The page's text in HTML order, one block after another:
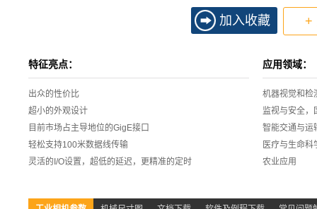
加入收藏 +
特征亮点：
出众的性价比
超小的外观设计
目前市场占主导地位的GigE接口
轻松支持100米数据线传输
灵活的I/O设置，超低的延迟，更精准的定时
应用领域：
机器视觉和检
监视与安全，
智能交通与运
医疗与生命科
农业应用